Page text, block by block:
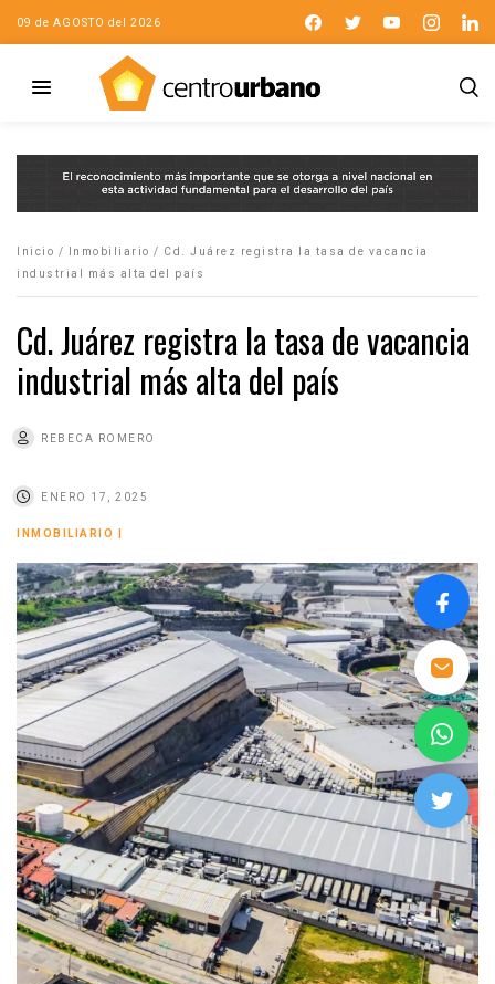
09 de AGOSTO del 2026
Inicio / Inmobiliario / Cd. Juárez registra la tasa de vacancia
industrial más alta del país
Cd. Juárez registra la tasa de vacancia
industrial más alta del país
REBECA ROMERO
ENERO 17, 2025
INMOBILIARIO